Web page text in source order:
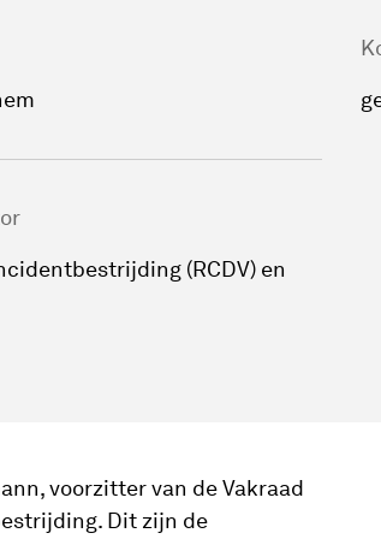
(RCDV) en
voorzitter van de Vakraad
Dit zijn de